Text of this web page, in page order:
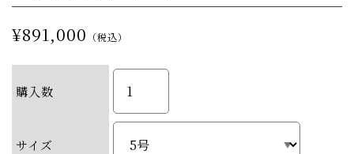
¥891,000 （税込）
購入数
サイズ